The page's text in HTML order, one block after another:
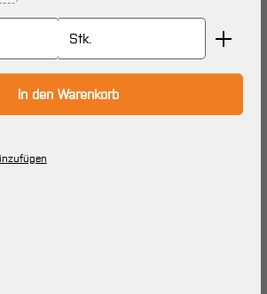
Gib den gewünschten Wert ein
Stk.
In den Warenkorb